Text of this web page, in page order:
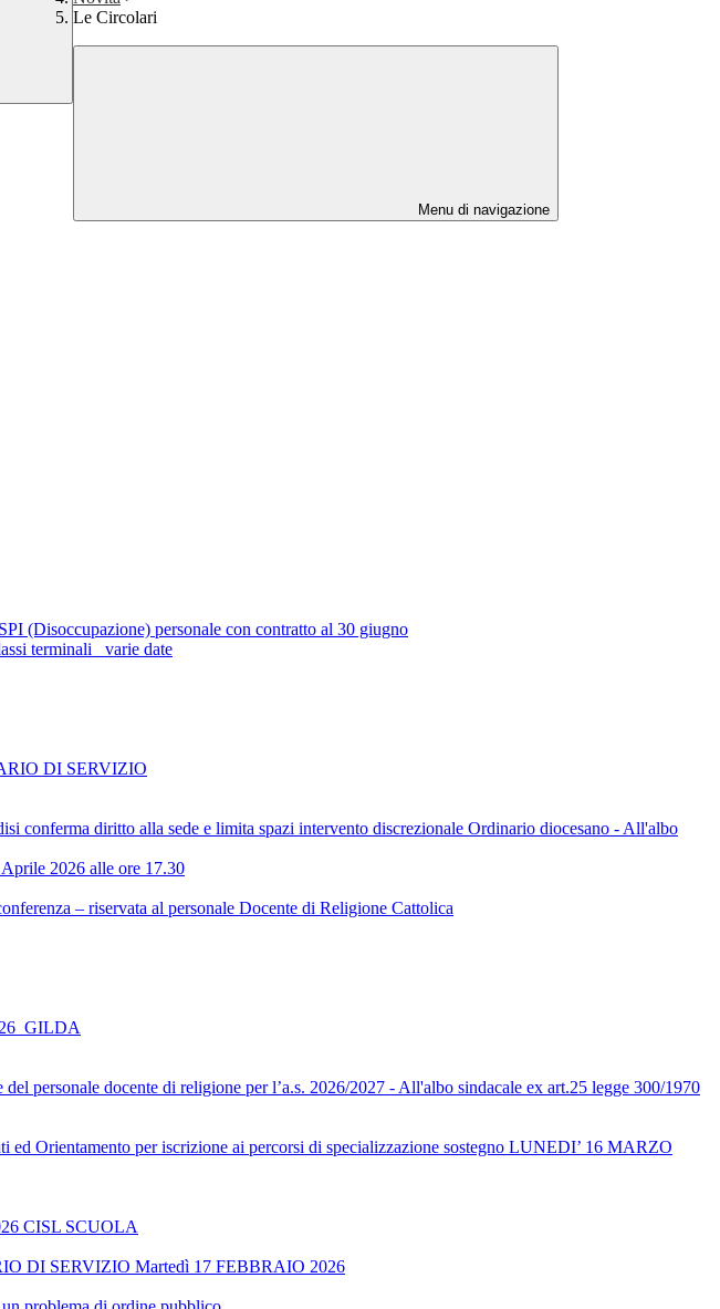
Le Circolari
Menu di navigazione
(Disoccupazione) personale con contratto al 30 giugno
terminali_ varie date
DI SERVIZIO
diritto alla sede e limita spazi intervento discrezionale Ordinario diocesano - All'albo
2026 alle ore 17.30
– riservata al personale Docente di Religione Cattolica
personale docente di religione per l’a.s. 2026/2027 - All'albo sindacale ex art.25 legge 300/1970
Orientamento per iscrizione ai percorsi di specializzazione sostegno LUNEDI’ 16 MARZO
CISL SCUOLA
DI SERVIZIO Martedì 17 FEBBRAIO 2026